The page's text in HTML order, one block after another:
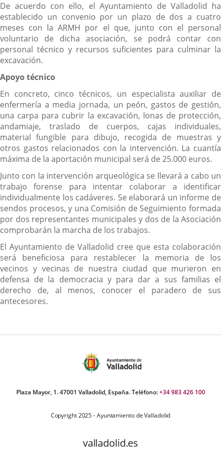
De acuerdo con ello, el Ayuntamiento de Valladolid ha
establecido un convenio por un plazo de dos a cuatro
meses con la ARMH por el que, junto con el personal
voluntario de dicha asociación, se podrá contar con
personal técnico y recursos suficientes para culminar la
excavación.
Apoyo técnico
En concreto, cinco técnicos, un especialista auxiliar de
enfermería a media jornada, un peón, gastos de gestión,
una carpa para cubrir la excavación, lonas de protección,
andamiaje, traslado de cuerpos, cajas individuales,
material fungible para dibujo, recogida de muestras y
otros gastos relacionados con la intervención. La cuantía
máxima de la aportación municipal será de 25.000 euros.
Junto con la intervención arqueológica se llevará a cabo un
trabajo forense para intentar colaborar a identificar
individualmente los cadáveres. Se elaborará un informe de
sendos procesos, y una Comisión de Seguimiento formada
por dos representantes municipales y dos de la Asociación
comprobarán la marcha de los trabajos.
El Ayuntamiento de Valladolid cree que esta colaboración
será beneficiosa para restablecer la memoria de los
vecinos y vecinas de nuestra ciudad que murieron en
defensa de la democracia y para dar a sus familias el
derecho de, al menos, conocer el paradero de sus
antecesores.
Plaza Mayor, 1. 47001 Valladolid, España. Teléfono:+34 983 426 100
Copyright 2025 - Ayuntamiento de Valladolid
valladolid.es